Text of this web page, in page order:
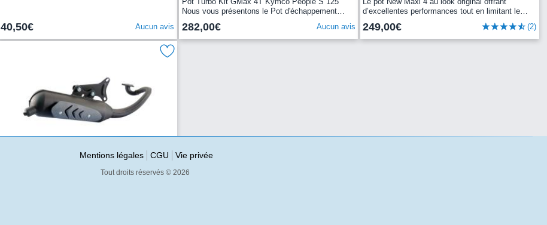
40,50€ Aucun avis
Nous vous présentons le Pot d'échappement
espagnol...
282,00€ Aucun avis
d’excellentes performances tout en limitant le
249,00€ (2)
Pot d'échappement scooter Polini
Mentions légales CGU Vie privée
Tout droits réservés © 2026